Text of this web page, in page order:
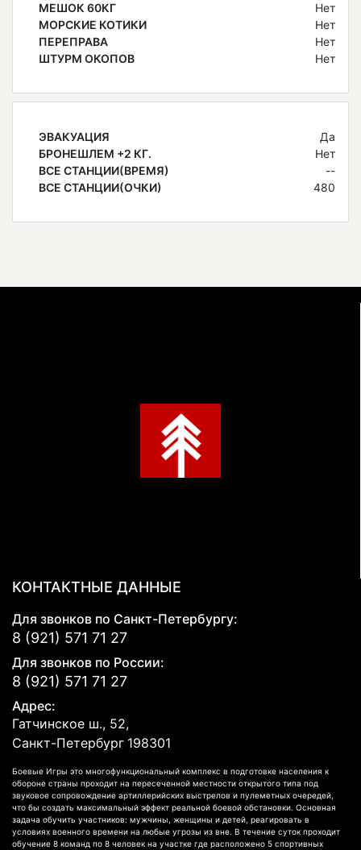
МЕШОК 60КГ
Нет
МОРСКИЕ КОТИКИ
Нет
ПЕРЕПРАВА
Нет
ШТУРМ ОКОПОВ
Нет
ЭВАКУАЦИЯ
Да
БРОНЕШЛЕМ +2 КГ.
Нет
ВСЕ СТАНЦИИ(ВРЕМЯ)
--
ВСЕ СТАНЦИИ(ОЧКИ)
480
КОНТАКТНЫЕ ДАННЫЕ
Для звонков по Санкт-Петербургу:
8 (921) 571 71 27
Для звонков по России:
8 (921) 571 71 27
Адрес:
Гатчинское ш., 52,
Санкт-Петербург 198301
Боевые Игры это многофункциональный комплекс в подготовке населения к
обороне страны проходит на пересеченной местности открытого типа под
звуковое сопровождение артиллерийских выстрелов и пулеметных очередей,
что бы создать максимальный эффект реальной боевой обстановки. Основная
задача обучить участников: мужчины, женщины и детей, реагировать в
условиях военного времени на любые угрозы из вне. В течение суток проходит
обучение 8 команд по 8 человек на участке где расположено 5 спортивных